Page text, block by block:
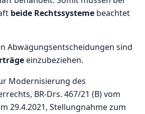
beide Rechtssysteme beachtet
Abwägungsentscheidungen sind
einzubeziehen.
Modernisierung des
BR-Drs. 467/21 (B) vom
29.4.2021, Stellungnahme zum